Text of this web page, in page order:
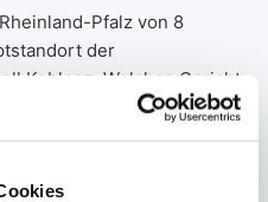
Pfalz von 8
der
Koblenz. Welches Gericht
ist, hängt vom
Ihre Bestellung